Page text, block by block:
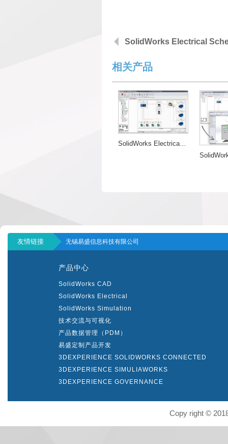
SolidWorks Electrical
相关产品
SolidWorks Electrical Schematics
友情链接 无锡易盛信息科技有限公司
产品中心
SolidWorks CAD
SolidWorks Electrical
SolidWorks Simulation
技术交流与可视化
产品数据管理（PDM）
易盛定制产品开发
3DEXPERIENCE SOLIDWORKS CONNECTED
3DEXPERIENCE SIMULIAWORKS
3DEXPERIENCE GOVERNANCE
Copy right ©